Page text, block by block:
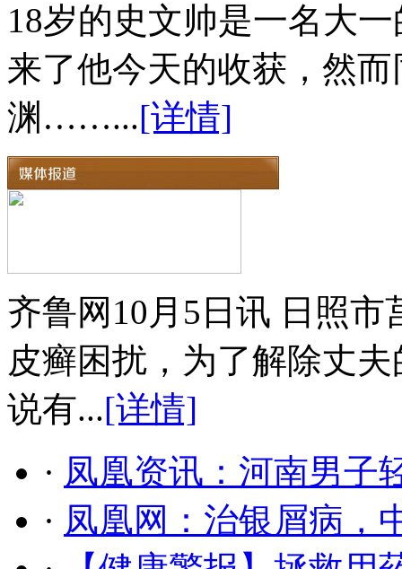
18岁的史文帅是一名大
来了他今天的收获，然
渊……...[详情]
齐鲁网10月5日讯 日照
皮癣困扰，为了解除丈
说有...[详情]
· 凤凰资讯：河南男子
· 凤凰网：治银屑病，